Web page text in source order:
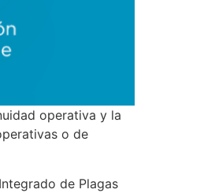
operativa y la
o de
de Plagas